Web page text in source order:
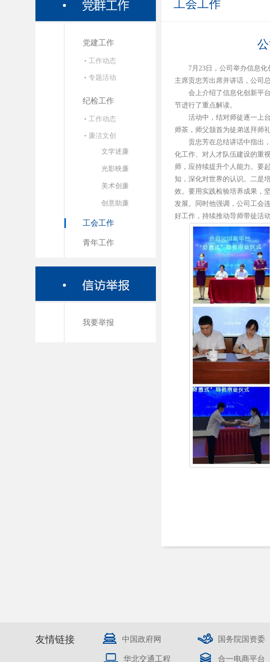
党建工作
• 工作动态
• 专题活动
纪检工作
• 工作动态
• 廉洁文创
文学述廉
光影映廉
美术创廉
创意助廉
工会工作
青年工作
我要举报
工会工作
7月23日，公司举办信息
主席贡忠芳出席并讲话，公司
会上介绍了信息化创新平
节进行了重点解读。
活动中，结对师徒逐一上
师茶，师父颔首为徒弟送拜师
贡忠芳在总结讲话中指出
化工作、对人才队伍建设的重
师，应持续提升个人能力。要
知，深化对世界的认识。二是
效。要用实践检验培养成果，
发展。同时他强调，公司工会
好工作，持续推动导师带徒活
友情链接 中国政府网 国务院国资委
华北交通工程 合一电商平台